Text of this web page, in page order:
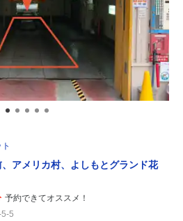
、アメリカ村、よしもとグランド花
予約できてオススメ！
5